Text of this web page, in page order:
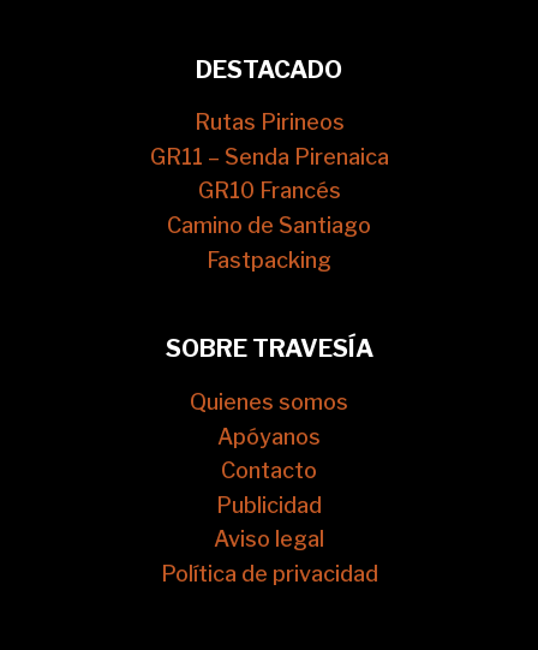
DESTACADO
Rutas Pirineos
GR11 – Senda Pirenaica
GR10 Francés
Camino de Santiago
Fastpacking
SOBRE TRAVESÍA
Quienes somos
Apóyanos
Contacto
Publicidad
Aviso legal
Política de privacidad